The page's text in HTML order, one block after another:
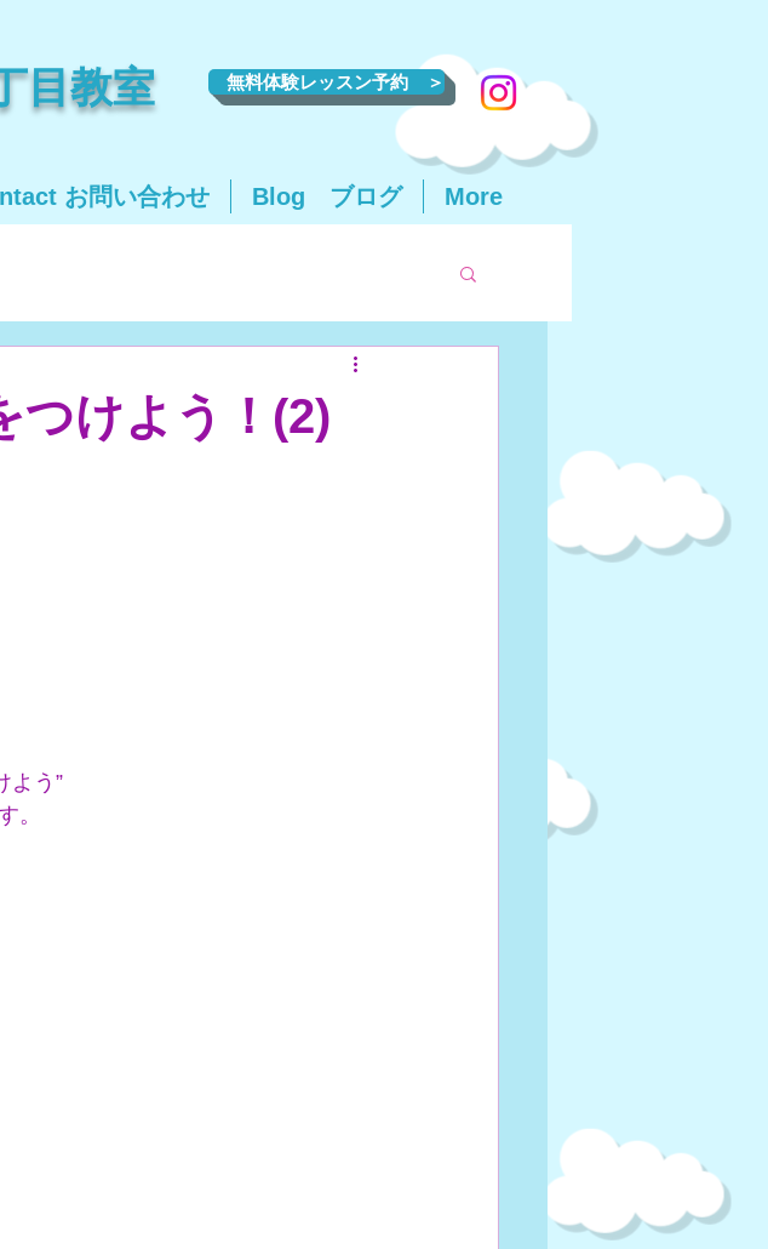
目教室 無料体験レッスン予約 ＞
お問い合わせ Blog ブログ More
つけよう！(2)
よう”
。